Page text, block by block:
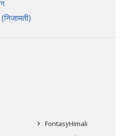
FontasyHimali